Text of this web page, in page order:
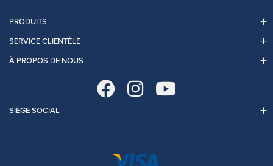
PRODUITS
SERVICE CLIENTÈLE
À PROPOS DE NOUS
SIÈGE SOCIAL